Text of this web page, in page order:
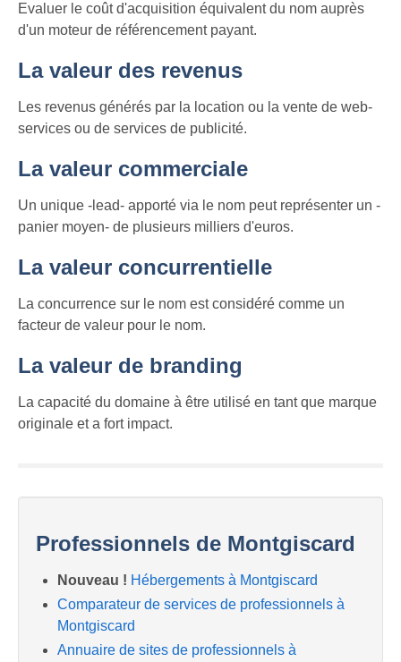
Evaluer le coût d'acquisition équivalent du nom auprès
d'un moteur de référencement payant.
La valeur des revenus
Les revenus générés par la location ou la vente de web-
services ou de services de publicité.
La valeur commerciale
Un unique -lead- apporté via le nom peut représenter un -
panier moyen- de plusieurs milliers d'euros.
La valeur concurrentielle
La concurrence sur le nom est considéré comme un
facteur de valeur pour le nom.
La valeur de branding
La capacité du domaine à être utilisé en tant que marque
originale et a fort impact.
Professionnels de Montgiscard
Nouveau ! Hébergements à Montgiscard
Comparateur de services de professionnels à
Montgiscard
Annuaire de sites de professionnels à